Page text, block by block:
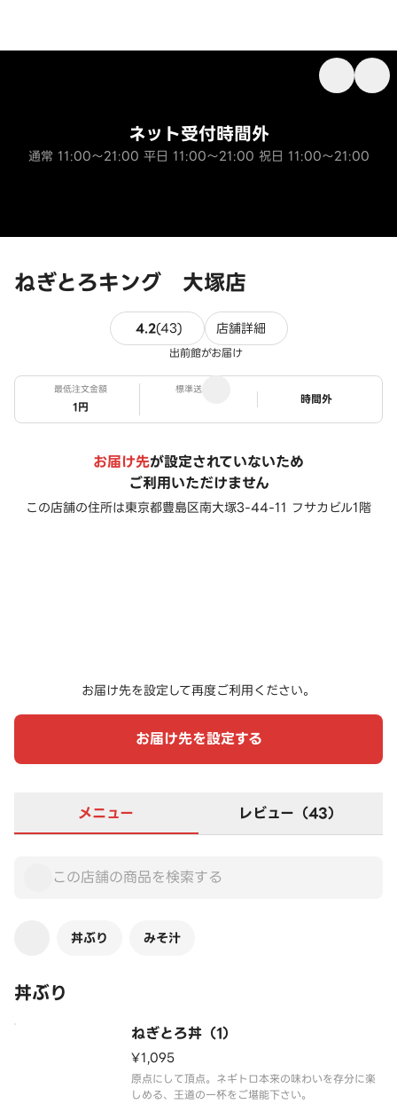
ねぎとろキング 大塚店
ネット受付時間外
通常 11:00～21:00 平日 11:00～21:00 祝日 11:00～21:00
4.2(43)43件のレビュー
店舗詳細
出前館がお届け
最低注文金額
1円
標準送料
ステータス
時間外
お届け先が設定されていないため
ご利用いただけません
この店舗の住所は東京都豊島区南大塚3-44-11 フサカビル1階
お届け先を設定して再度ご利用ください。
お届け先を設定する
メニュー レビュー（43）
丼ぶり みそ汁
丼ぶり
ねぎとろ丼（1）
¥1,095
原点にして頂点。ネギトロ本来の味わいを存分に楽
しめる、王道の一杯をご堪能下さい。